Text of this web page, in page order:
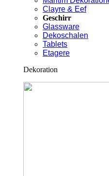
Clayre & Eef
Geschirr
Glassware
Dekoschalen
Tablets
Etagere
Dekoration